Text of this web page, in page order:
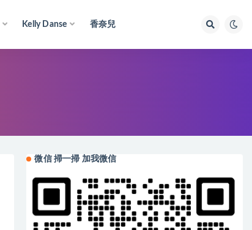
Kelly Danse 香奈兒
微信 掃一掃 加我微信